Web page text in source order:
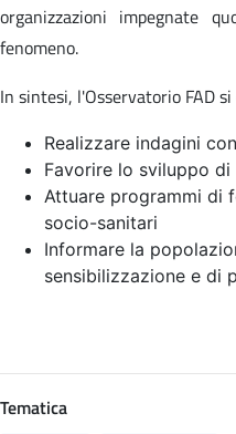
organizzazioni impegnate
fenomeno.
In sintesi, l'Osservatorio FAD
Realizzare indagini
Favorire lo sviluppo
Attuare programmi di
socio-sanitari
Informare la
sensibilizzazione e di
Tematica